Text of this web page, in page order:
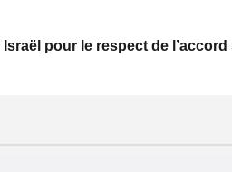
pour le respect de l’accord